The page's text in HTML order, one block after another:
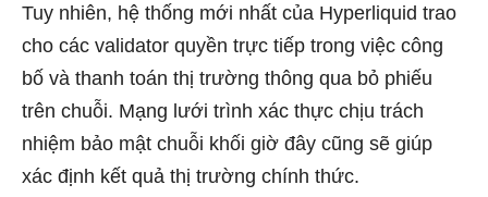
Tuy nhiên, hệ thống mới nhất của Hyperliquid trao
cho các validator quyền trực tiếp trong việc công
bố và thanh toán thị trường thông qua bỏ phiếu
trên chuỗi. Mạng lưới trình xác thực chịu trách
nhiệm bảo mật chuỗi khối giờ đây cũng sẽ giúp
xác định kết quả thị trường chính thức.